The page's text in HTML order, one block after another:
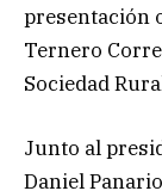
presentación
Ternero
Sociedad
Junto al
Daniel